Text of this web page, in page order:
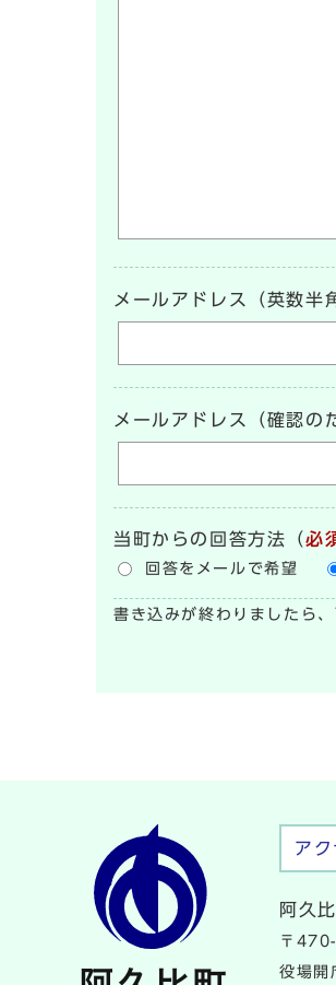
メールアドレス（英数半
メールアドレス（確認の
当町からの回答方法 （必
回答をメールで希望
書き込みが終わりましたら
ア
阿久
〒
役場開